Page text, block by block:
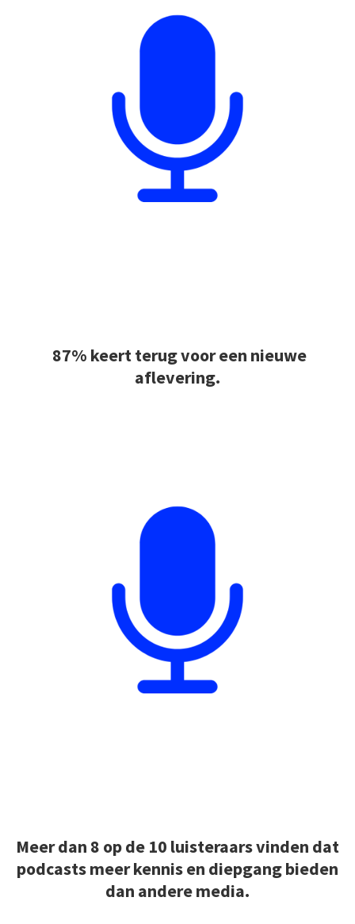
87% keert terugvoor een nieuwe
aflevering.
Meer dan 8 op de 10 luisteraars vinden dat
podcasts meer kennis en diepgang bieden
dan andere media.